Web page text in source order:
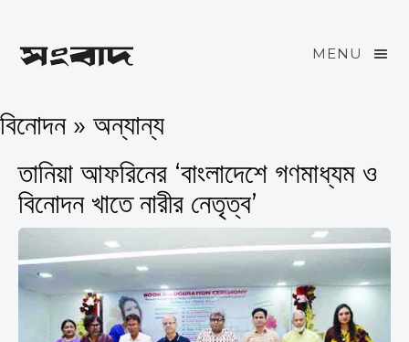
MENU
বিনোদন » অন্যান্য
তানিয়া আফরিনের ‘বাংলাদেশে গণমাধ্যম ও
বিনোদন খাতে নারীর নেতৃত্ব’